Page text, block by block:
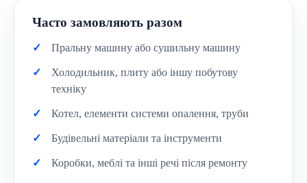
Часто замовляють разом
Пральну машину або сушильну машину
Холодильник, плиту або іншу побутову
техніку
Котел, елементи системи опалення, труби
Будівельні матеріали та інструменти
Коробки, меблі та інші речі після ремонту